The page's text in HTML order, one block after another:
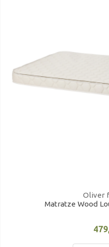
Oliver
Matratze Wood